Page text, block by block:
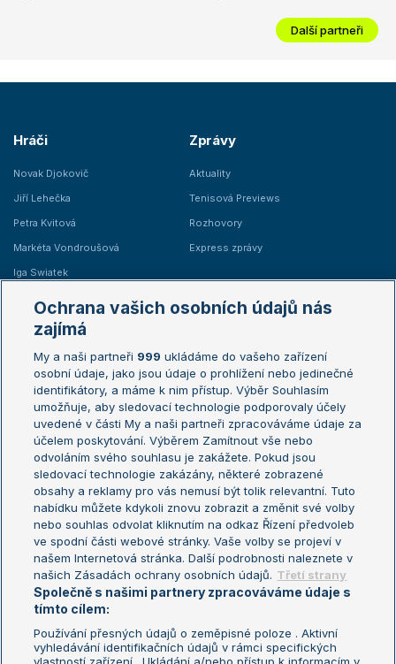
Další partneři
Hráči
Novak Djokovič
Jiří Lehečka
Petra Kvitová
Markéta Vondroušová
Iga Swiatek
Zprávy
Aktuality
Tenisová Previews
Rozhovory
Express zprávy
Žebříčky
Žebříček ATP (muži)
Žebříček WTA (ženy)
Sázkařský žebříček
Australian Open
French Open
Wimbledon
US Open
Turnaj mistrů
Turnaj mistryň
Aktualní trendy
Fotbalové přestupy
Livesport Daily
LS Prague Open
Ochrana vašich osobních údajů nás
zajímá
My a naši partneři 999 ukládáme do vašeho zařízení
osobní údaje, jako jsou údaje o prohlížení nebo jedinečné
identifikátory, a máme k nim přístup. Výběr Souhlasím
umožňuje, aby sledovací technologie podporovaly účely
uvedené v části My a naši partneři zpracováváme údaje za
účelem poskytování. Výběrem Zamítnout vše nebo
odvoláním svého souhlasu je zakážete. Pokud jsou
sledovací technologie zakázány, některé zobrazené
obsahy a reklamy pro vás nemusí být tolik relevantní. Tuto
nabídku můžete kdykoli znovu zobrazit a změnit své volby
nebo souhlas odvolat kliknutím na odkaz Řízení předvoleb
ve spodní části webové stránky. Vaše volby se projeví v
našem Internetová stránka. Další podrobnosti naleznete v
našich Zásadách ochrany osobních údajů. Třetí strany
Společně s našimi partnery zpracováváme údaje s
tímto cílem:
Používání přesných údajů o zeměpisné poloze . Aktivní
vyhledávání identifikačních údajů v rámci specifických